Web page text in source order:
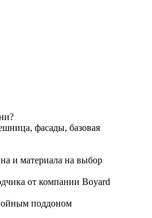
фасады, базовая
и материала на выбор
от компании Boyard
поддоном